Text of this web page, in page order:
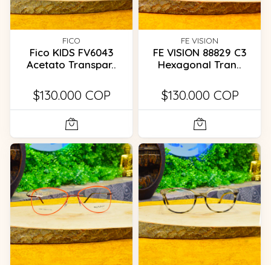
FICO
Fico KIDS FV6043
Acetato Transpar..
$130.000 COP
FE VISION
FE VISION 88829 C3
Hexagonal Tran..
$130.000 COP